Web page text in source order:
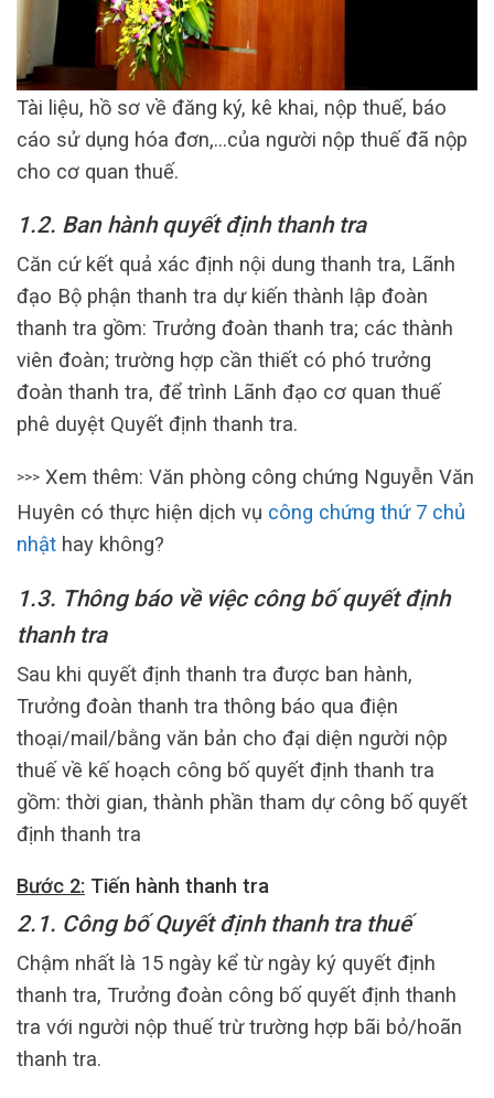
Tài liệu, hồ sơ về đăng ký, kê khai, nộp thuế, báo
cáo sử dụng hóa đơn,…của người nộp thuế đã nộp
cho cơ quan thuế.
1.2. Ban hành quyết định thanh tra
Căn cứ kết quả xác định nội dung thanh tra, Lãnh
đạo Bộ phận thanh tra dự kiến thành lập đoàn
thanh tra gồm: Trưởng đoàn thanh tra; các thành
viên đoàn; trường hợp cần thiết có phó trưởng
đoàn thanh tra, để trình Lãnh đạo cơ quan thuế
phê duyệt Quyết định thanh tra.
>>> Xem thêm: Văn phòng công chứng Nguyễn Văn
Huyên có thực hiện dịch vụ công chứng thứ 7 chủ
nhật hay không?
1.3. Thông báo về việc công bố quyết định
thanh tra
Sau khi quyết định thanh tra được ban hành,
Trưởng đoàn thanh tra thông báo qua điện
thoại/mail/bằng văn bản cho đại diện người nộp
thuế về kế hoạch công bố quyết định thanh tra
gồm: thời gian, thành phần tham dự công bố quyết
định thanh tra
Bước 2: Tiến hành thanh tra
2.1. Công bố Quyết định thanh tra thuế
Chậm nhất là 15 ngày kể từ ngày ký quyết định
thanh tra, Trưởng đoàn công bố quyết định thanh
tra với người nộp thuế trừ trường hợp bãi bỏ/hoãn
thanh tra.